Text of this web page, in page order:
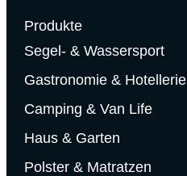
Produkte
Segel- & Wassersport
Gastronomie & Hotellerie
Camping & Van Life
Haus & Garten
Polster & Matratzen